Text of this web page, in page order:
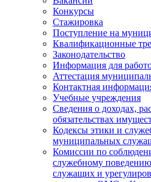
Конкурсы
Стажировка
Поступление на
Квалификационные
Законодательство
Информация для
Аттестация
Контактная
Учебные учреждения
Сведения о доходах,
обязательствах
Кодексы этики и
муниципальных
Комиссии по
служебному
служащих и